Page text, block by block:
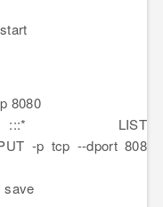
8080
:::*
-p tcp --dport 8080
save